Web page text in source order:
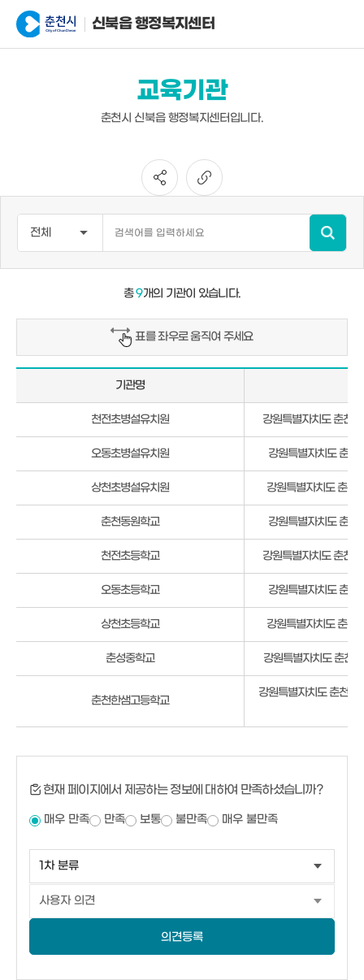
신북읍 행정복지센터
교육기관
춘천시 신북읍 행정복지센터입니다.
총9개의 기관이 있습니다.
표를 좌우로 움직여 주세요
춘
천
시
신
북
읍
교
육
기
관
현
황
기관명
천전초병설유치원 강원특별자치도 춘천
오동초병설유치원 강원특별자치도 춘
상천초병설유치원 강원특별자치도 춘천
춘천동원학교 강원특별자치도 춘천
천전초등학교 강원특별자치도 춘천
오동초등학교 강원특별자치도 춘
상천초등학교 강원특별자치도 춘천
춘성중학교 강원특별자치도 춘천
춘천한샘고등학교
강원특별자치도 춘천
현재 페이지에서 제공하는 정보에 대하여 만족하셨습니까?
매우 만족 만족 보통 불만족 매우 불만족
의견등록